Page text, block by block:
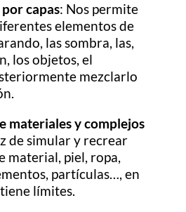
capas: Nos permite
elementos de
las sombra, las,
los objetos, el
mezclarlo
materiales y complejos
de simular y recrear
material, piel, ropa,
partículas…, en
límites.